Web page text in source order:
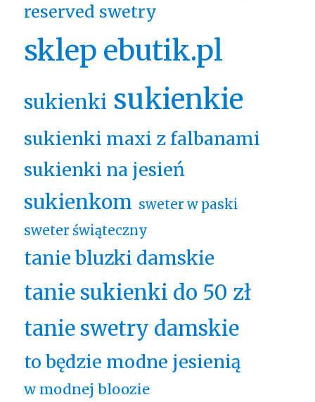
reserved swetry
sklep ebutik.pl
sukienki sukienkie
sukienki maxi z falbanami
sukienki na jesień
sukienkom sweter w paski
sweter świąteczny
tanie bluzki damskie
tanie sukienki do 50 zł
tanie swetry damskie
to będzie modne jesienią
w modnej bloozie